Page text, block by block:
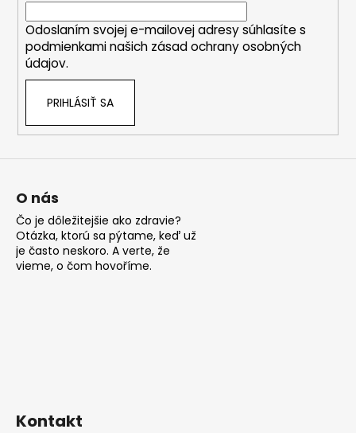
Odoslaním svojej e-mailovej adresy súhlasíte s
podmienkami našich zásad ochrany osobných
údajov.
PRIHLÁSIŤ SA
O nás
Čo je dôležitejšie ako zdravie?
Otázka, ktorú sa pýtame, keď už
je často neskoro. A verte, že
vieme, o čom hovoříme.
Kontakt